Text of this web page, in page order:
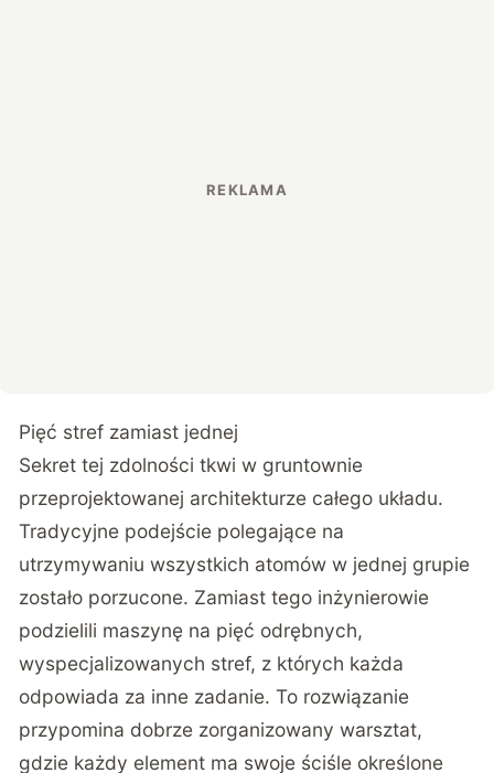
Pięć stref zamiast jednej
Sekret tej zdolności tkwi w gruntownie
przeprojektowanej architekturze całego układu.
Tradycyjne podejście polegające na
utrzymywaniu wszystkich atomów w jednej grupie
zostało porzucone. Zamiast tego inżynierowie
podzielili maszynę na pięć odrębnych,
wyspecjalizowanych stref, z których każda
odpowiada za inne zadanie. To rozwiązanie
przypomina dobrze zorganizowany warsztat,
gdzie każdy element ma swoje ściśle określone